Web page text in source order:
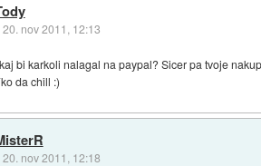
20. nov 2011, 12:13
bi karkoli nalagal na paypal? Sicer pa tvoje
da chill :)
20. nov 2011, 12:18